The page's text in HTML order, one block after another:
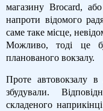
магазину Brocard,
напроти відомого
саме таке місце,
Можливо, тоді це
планованого вокзалу.
Проте автовокзалу
збудували.
складеного